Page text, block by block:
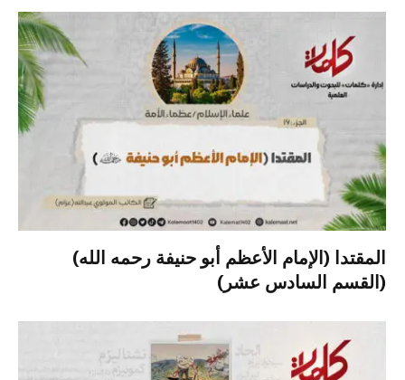
المقتدا (الإمام الأعظم أبو حنيفة رحمه الله)
(القسم السادس عشر)